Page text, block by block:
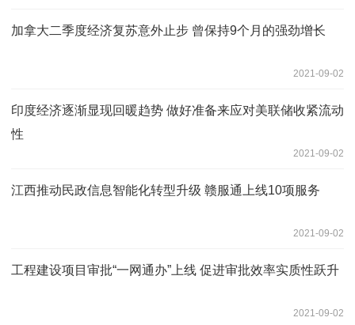
加拿大二季度经济复苏意外止步 曾保持9个月的强劲增长
2021-09-02
印度经济逐渐显现回暖趋势 做好准备来应对美联储收紧流动
性
2021-09-02
江西推动民政信息智能化转型升级 赣服通上线10项服务
2021-09-02
工程建设项目审批“一网通办”上线 促进审批效率实质性跃升
2021-09-02